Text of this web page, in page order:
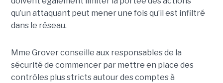
qu’un attaquant peut mener une fois qu’il est infiltré
dans le réseau.
Mme Grover conseille aux responsables de la
sécurité de commencer par mettre en place des
contrôles plus stricts autour des comptes à